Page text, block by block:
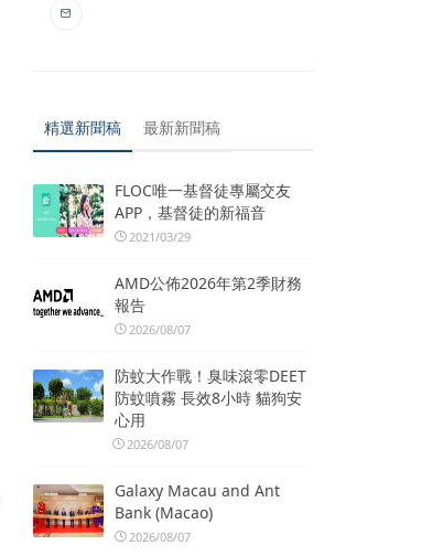
精選新聞稿 最新新聞稿
FLOC唯一基督徒專屬交友
APP，基督徒的新福音
2021/03/29
AMD公佈2026年第2季財務
報告
2026/08/07
防蚊大作戰！臭味滾零DEET
防蚊噴霧 長效8小時 貓狗安
心用
2026/08/07
Galaxy Macau and Ant
Bank (Macao)
2026/08/07